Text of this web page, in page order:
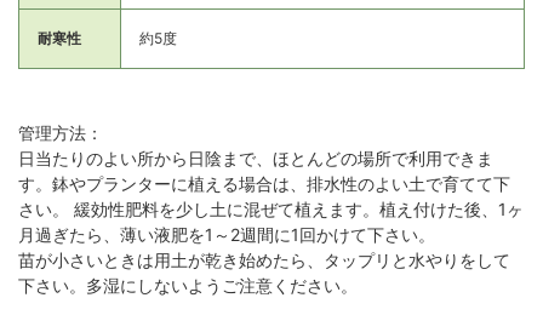
耐寒性 約5度
管理方法：
日当たりのよい所から日陰まで、ほとんどの場所で利用できま
す。鉢やプランターに植える場合は、排水性のよい土で育てて下
さい。 緩効性肥料を少し土に混ぜて植えます。植え付けた後、1ヶ
月過ぎたら、薄い液肥を1～2週間に1回かけて下さい。
苗が小さいときは用土が乾き始めたら、タップリと水やりをして
下さい。多湿にしないようご注意ください。